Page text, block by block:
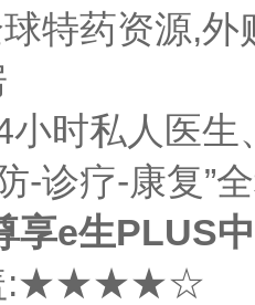
球特药资源,
小时私人医
-诊疗-康复”
享e生PLUS
盖:★★★★☆